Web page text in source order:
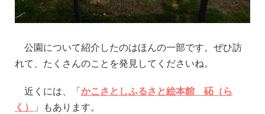
公園について紹介したのはほんの一部です。ぜひ訪
れて、たくさんのことを発見してくださいね。
近くには、「かこさとしふるさと絵本館 砳（ら
く）
」もあります。